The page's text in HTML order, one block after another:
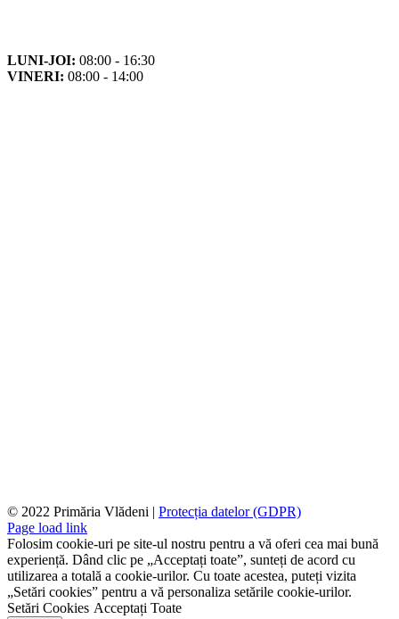
LUNI-JOI: 08:00 - 16:30
VINERI: 08:00 - 14:00
© 2022 Primăria Vlădeni | Protecția datelor (GDPR)
Page load link
Folosim cookie-uri pe site-ul nostru pentru a vă oferi cea mai bună
experiență. Dând clic pe „Acceptați toate”, sunteți de acord cu
utilizarea a totală a cookie-urilor. Cu toate acestea, puteți vizita
„Setări cookies” pentru a vă personaliza setările cookie-urilor.
Setări Cookies Acceptați Toate